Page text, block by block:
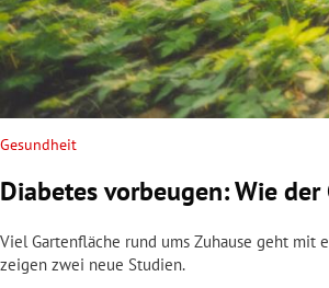
Gesundheit
Diabetes vorbeugen: Wie
Viel Gartenfläche rund ums Zuhause geht mit
zeigen zwei neue Studien.